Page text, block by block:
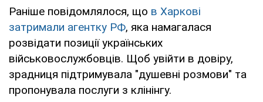
Раніше повідомлялося, що в Харкові
затримали агентку РФ, яка намагалася
розвідати позиції українських
військовослужбовців. Щоб увійти в довіру,
зрадниця підтримувала "душевні розмови" та
пропонувала послуги з клінінгу.